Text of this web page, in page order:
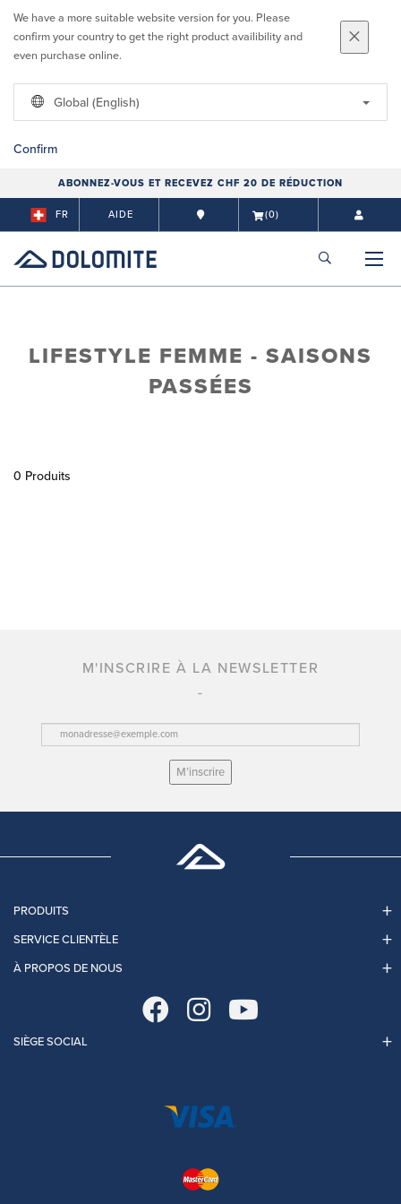
We have a more suitable website version for you. Please
confirm your country to get the right product availibility and
even purchase online.
Global (English)
Confirm
ABONNEZ-VOUS ET RECEVEZ CHF 20 DE RÉDUCTION
FR AIDE (0)
LIFESTYLE FEMME - SAISONS
PASSÉES
0 Produits
M'INSCRIRE À LA NEWSLETTER
M’inscrire
PRODUITS
SERVICE CLIENTÈLE
À PROPOS DE NOUS
SIÈGE SOCIAL